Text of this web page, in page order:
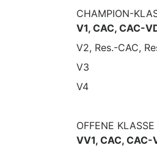
CHAMPION-
V1, CAC, CAC-
V2, Res.-CAC,
V3
V4
OFFENE KLASSE
VV1, CAC, CAC-